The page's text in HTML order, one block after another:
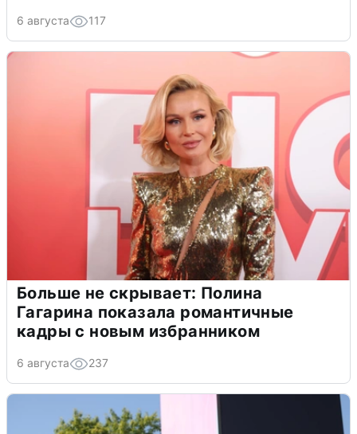
6 августа 117
Больше не скрывает: Полина
Гагарина показала романтичные
кадры с новым избранником
6 августа 237